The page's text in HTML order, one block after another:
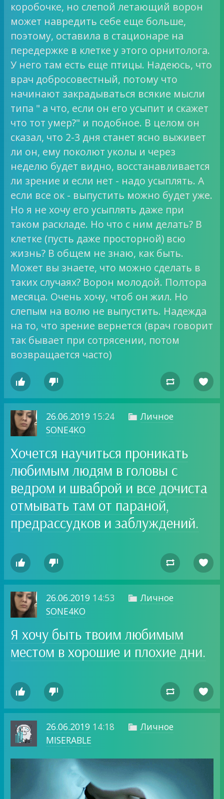
коробочке, но слепой летающий ворон
может навредить себе еще больше,
поэтому, оставила в стационаре на
передержке в клетке у этого орнитолога.
У него там есть еще птицы. Надеюсь, что
врач добросовестный, потому что
начинают закрадываться всякие мысли
типа " а что, если он его усыпит и скажет
что тот умер?" и подобное. В целом он
сказал, что 2-3 дня станет ясно выживет
ли он, ему поколют уколы и через
неделю будет видно, восстанавливается
ли зрение и если нет - надо усыплять. А
если все ок - выпустить можно будет уже.
Но я не хочу его усыплять даже при
таком раскладе. Но что с ним делать? В
клетке (пусть даже просторной) всю
жизнь? В общем не знаю, как быть.
Может вы знаете, что можно сделать в
таких случаях? Ворон молодой. Полтора
месяца. Очень хочу, чтоб он жил. Но
слепым на волю не выпустить. Надежда
на то, что зрение вернется (врач говорит
так бывает при сотрясении, потом
возвращается часто)
   
26.06.201915:24  Личное
SONE4KO
Хочется научиться проникать
любимым людям в головы с
ведром и шваброй и все дочиста
отмывать там от параной,
предрассудков и заблуждений.
   
26.06.201914:53  Личное
SONE4KO
Я хочу быть твоим любимым
местом в хорошие и плохие дни.
   
26.06.201914:18  Личное
MISERABLE